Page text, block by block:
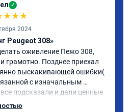
✓
★★★
2024
Peugeot 308»
оживление Пежо 308,
грамотно. Позднее приехал
выскакивающей ошибки(
с изначальным
подсказали и дали ценные
поступить. Категорически